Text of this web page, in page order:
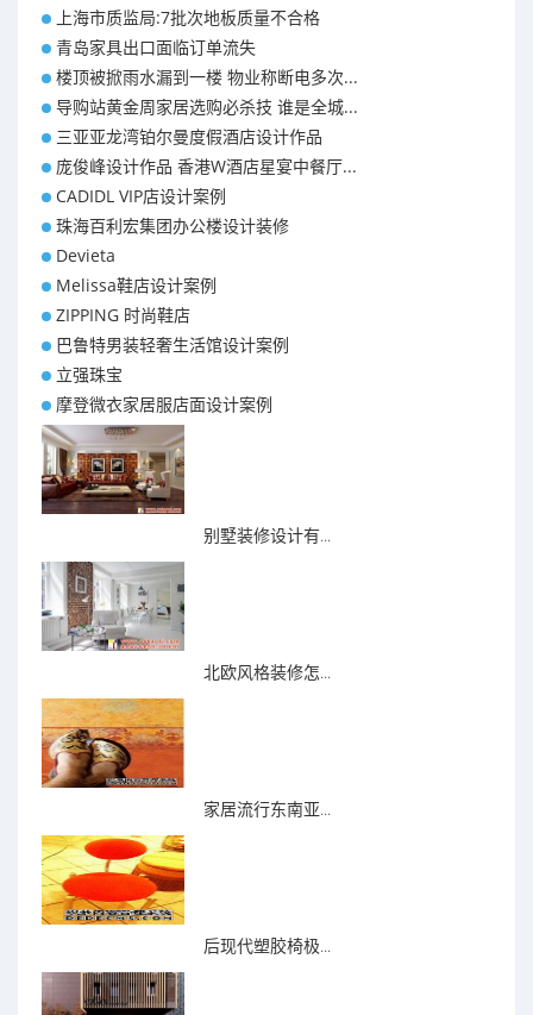
上海市质监局:7批次地板质量不合格
青岛家具出口面临订单流失
楼顶被掀雨水漏到一楼 物业称断电多次...
导购站黄金周家居选购必杀技 谁是全城...
三亚亚龙湾铂尔曼度假酒店设计作品
庞俊峰设计作品 香港W酒店星宴中餐厅...
CADIDL VIP店设计案例
珠海百利宏集团办公楼设计装修
Devieta
Melissa鞋店设计案例
ZIPPING 时尚鞋店
巴鲁特男装轻奢生活馆设计案例
立强珠宝
摩登微衣家居服店面设计案例
别墅装修设计有...
北欧风格装修怎...
家居流行东南亚...
后现代塑胶椅极...